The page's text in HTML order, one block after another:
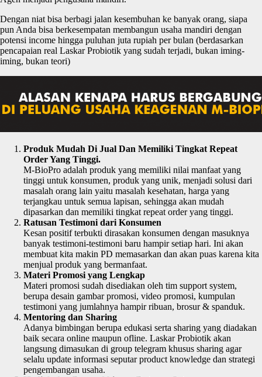
Dengan niat bisa berbagi jalan kesembuhan ke banyak orang, siapa
pun Anda bisa berkesempatan membangun usaha mandiri dengan
potensi income hingga puluhan juta rupiah per bulan (berdasarkan
pencapaian real Laskar Probiotik yang sudah terjadi, bukan iming-
iming, bukan teori)
Produk Mudah Di Jual Dan Memiliki Tingkat Repeat
Order Yang Tinggi.
M-BioPro adalah produk yang memiliki nilai manfaat yang
tinggi untuk konsumen, produk yang unik, menjadi solusi dari
masalah orang lain yaitu masalah kesehatan, harga yang
terjangkau untuk semua lapisan, sehingga akan mudah
dipasarkan dan memiliki tingkat repeat order yang tinggi.
Ratusan Testimoni dari Konsumen
Kesan positif terbukti dirasakan konsumen dengan masuknya
banyak testimoni-testimoni baru hampir setiap hari. Ini akan
membuat kita makin PD memasarkan dan akan puas karena kita
menjual produk yang bermanfaat.
Materi Promosi yang Lengkap
Materi promosi sudah disediakan oleh tim support system,
berupa desain gambar promosi, video promosi, kumpulan
testimoni yang jumlahnya hampir ribuan, brosur & spanduk.
Mentoring dan Sharing
Adanya bimbingan berupa edukasi serta sharing yang diadakan
baik secara online maupun ofline. Laskar Probiotik akan
langsung dimasukan di group telegram khusus sharing agar
selalu update informasi seputar product knowledge dan strategi
pengembangan usaha.